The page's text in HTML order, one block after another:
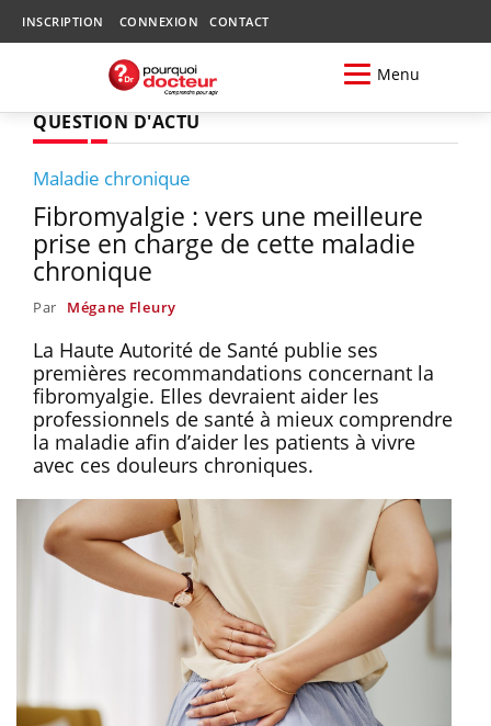
INSCRIPTION CONNEXION CONTACT
Menu
QUESTION D'ACTU
Maladie chronique
Fibromyalgie : vers une meilleure
prise en charge de cette maladie
chronique
Par Mégane Fleury
La Haute Autorité de Santé publie ses
premières recommandations concernant la
fibromyalgie. Elles devraient aider les
professionnels de santé à mieux comprendre
la maladie afin d’aider les patients à vivre
avec ces douleurs chroniques.